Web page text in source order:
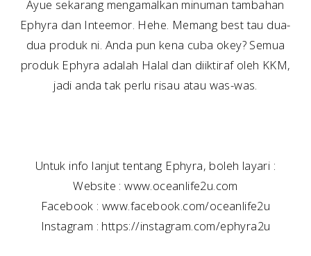
Ayue sekarang mengamalkan minuman tambahan
Ephyra dan Inteemor. Hehe. Memang best tau dua-
dua produk ni. Anda pun kena cuba okey? Semua
produk Ephyra adalah Halal dan diiktiraf oleh KKM,
jadi anda tak perlu risau atau was-was.
Untuk info lanjut tentang Ephyra, boleh layari :
Website : www.oceanlife2u.com
Facebook : www.facebook.com/oceanlife2u
Instagram : https://instagram.com/ephyra2u